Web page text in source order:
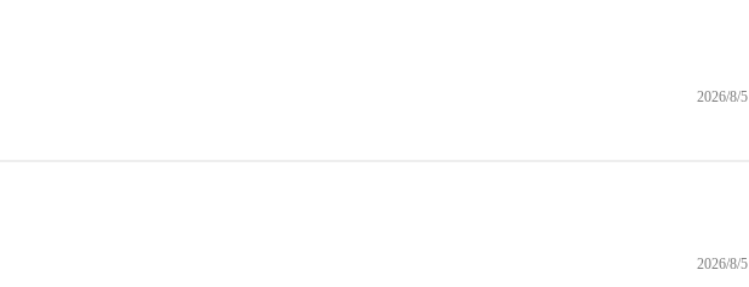
2026/8/5
2026/8/5